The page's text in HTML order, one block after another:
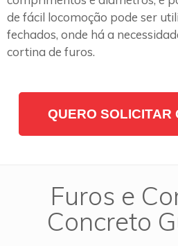
de fácil locomoção pode ser
fechados, onde há a
cortina de furos.
QUERO SOLICITAR
Furos e
Concreto